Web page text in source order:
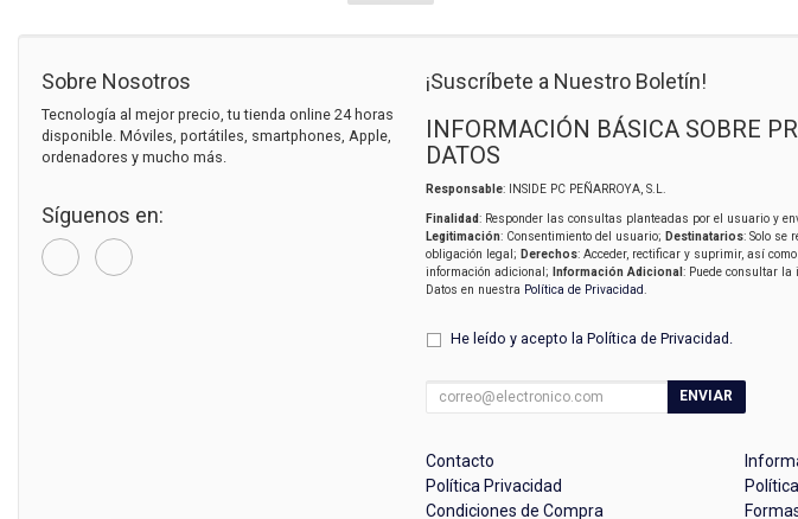
Sobre Nosotros
Tecnología al mejor precio, tu tienda online 24 horas
disponible. Móviles, portátiles, smartphones, Apple,
ordenadores y mucho más.
Síguenos en:
¡Suscríbete a Nuestro Boletín!
INFORMACIÓN BÁSICA SOBRE
DATOS
Responsable: INSIDE PC PEÑARROYA, S.L.
Finalidad: Responder las consultas planteadas por el usuario y
Legitimación: Consentimiento del usuario; Destinatarios: Solo se
obligación legal; Derechos: Acceder, rectificar y suprimir, así
información adicional;
Información Adicional : Puede consultar la
Datos en nuestra Política de Privacidad
He leído y acepto la Política de Privacidad .
ENVIAR
Contacto
Política Privacidad
Condiciones de Compra